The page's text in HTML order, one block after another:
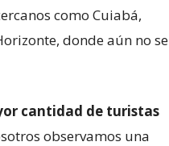
como Cuiabá,
donde aún no se
cantidad de turistas
observamos una